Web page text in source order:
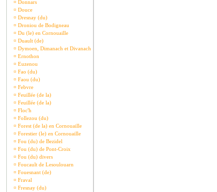
¤ Donnars
¤ Douce
¤ Dresnay (du)
¤ Droniou de Bodigneau
¤ Du (le) en Cornouaille
¤ Duault (de)
¤ Dymoen, Dimanach et Divanach
¤ Ernothon
¤ Euzenou
¤ Fao (du)
¤ Faou (du)
¤ Febvre
¤ Feuillée (de la)
¤ Feuillée (de la)
¤ Floc'h
¤ Follezou (du)
¤ Forest (de la) en Cornouaille
¤ Forestier (le) en Cornouaille
¤ Fou (du) de Bezidel
¤ Fou (du) de Pont-Croix
¤ Fou (du) divers
¤ Foucault de Lesoulouarn
¤ Fouesnant (de)
¤ Fraval
¤ Fresnay (du)